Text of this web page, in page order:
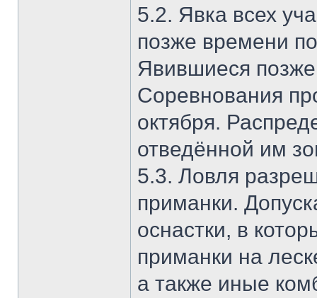
5.2. Явка всех
позже времени
Явившиеся
Соревнования
октября.
отведённой им
5.3. Ловля
приманки.
оснастки, в
приманки на
а также иные